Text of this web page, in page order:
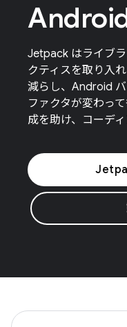
Jetpack はライブ
クティスを取り入
減らし、Android
ファクタが変わっ
成を助け、コーデ